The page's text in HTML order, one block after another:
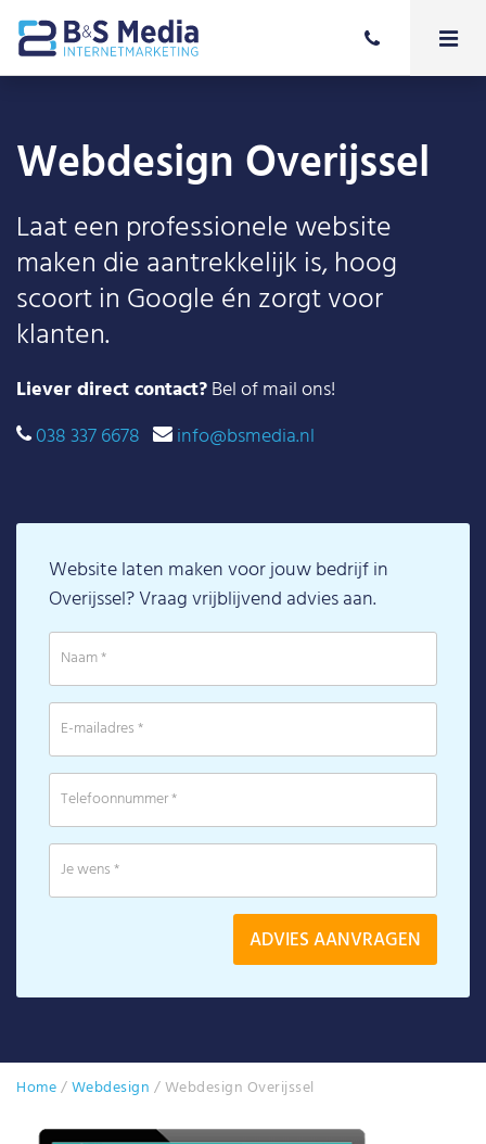
Webdesign Overijssel
Laat een professionele website
maken die aantrekkelijk is, hoog
scoort in Google én zorgt voor
klanten.
Liever direct contact?Bel of mail ons!
038 337 6678
info@bsmedia.nl
Website laten maken voor jouw bedrijf in
Overijssel? Vraag vrijblijvend advies aan.
Home/Webdesign /Webdesign Overijssel